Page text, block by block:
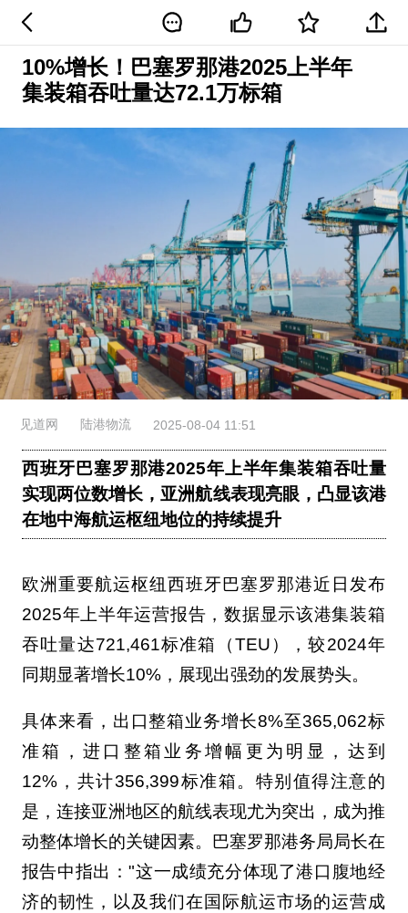
10%增长！巴塞罗那港2025上半年
集装箱吞吐量达72.1万标箱
见道网 陆港物流 2025-08-04 11:51
西班牙巴塞罗那港2025年上半年集装箱吞吐量
实现两位数增长，亚洲航线表现亮眼，凸显该港
在地中海航运枢纽地位的持续提升
欧洲重要航运枢纽西班牙巴塞罗那港近日发布
2025年上半年运营报告，数据显示该港集装箱
吞吐量达721,461标准箱（TEU），较2024年
同期显著增长10%，展现出强劲的发展势头。
具体来看，出口整箱业务增长8%至365,062标
准箱，进口整箱业务增幅更为明显，达到
12%，共计356,399标准箱。特别值得注意的
是，连接亚洲地区的航线表现尤为突出，成为推
动整体增长的关键因素。巴塞罗那港务局局长在
报告中指出："这一成绩充分体现了港口腹地经
济的韧性，以及我们在国际航运市场的运营成